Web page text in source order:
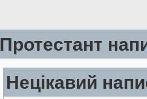
Протестант
Нецікавий